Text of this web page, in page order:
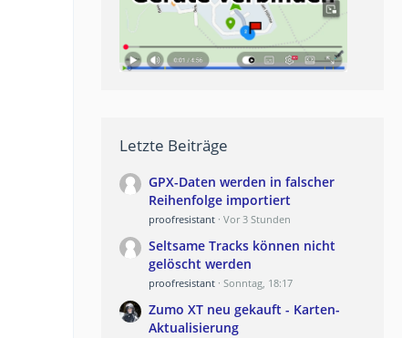
Letzte Beiträge
GPX-Daten werden in falscher
Reihenfolge importiert
proofresistant Vor 3 Stunden
Seltsame Tracks können nicht
gelöscht werden
proofresistant Sonntag, 18:17
Zumo XT neu gekauft - Karten-
Aktualisierung